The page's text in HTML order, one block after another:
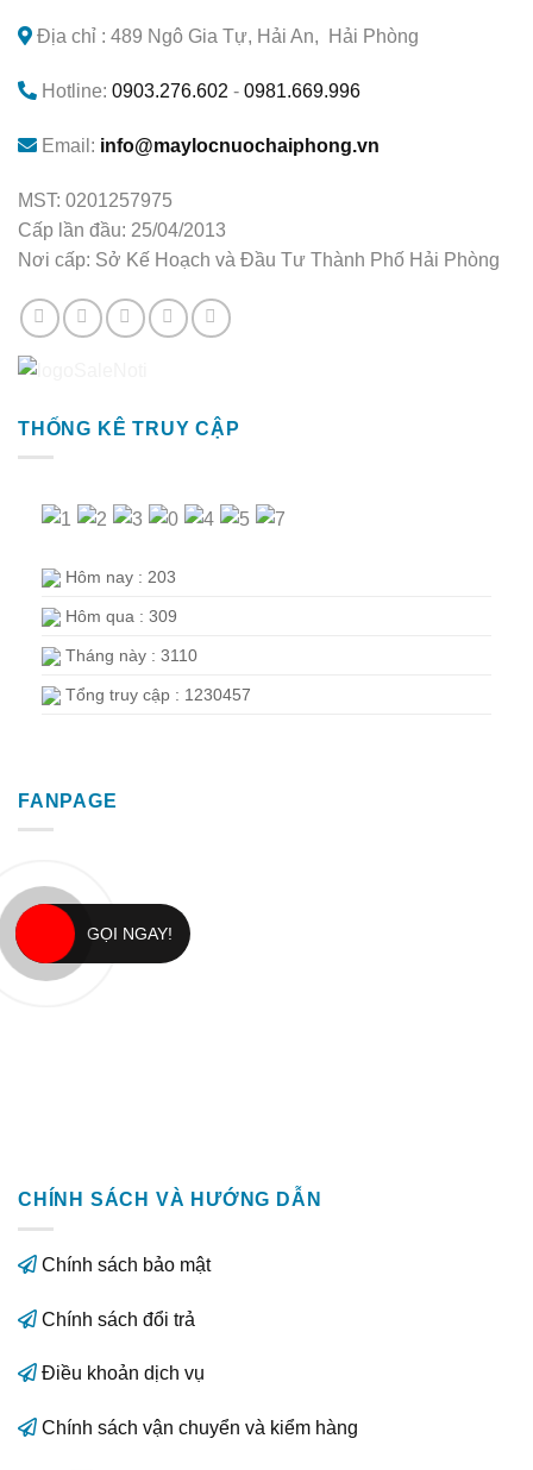
Địa chỉ : 489 Ngô Gia Tự, Hải An, Hải Phòng
Hotline: 0903.276.602 - 0981.669.996
Email: info@maylocnuochaiphong.vn
MST: 0201257975
Cấp lần đầu: 25/04/2013
Nơi cấp: Sở Kế Hoạch và Đầu Tư Thành Phố Hải Phòng
THỐNG KÊ TRUY CẬP
Hôm nay : 203
Hôm qua : 309
Tháng này : 3110
Tổng truy cập : 1230457
FANPAGE
CHÍNH SÁCH VÀ HƯỚNG DẪN
Chính sách bảo mật
Chính sách đổi trả
Điều khoản dịch vụ
Chính sách vận chuyển và kiểm hàng
GỌI NGAY!